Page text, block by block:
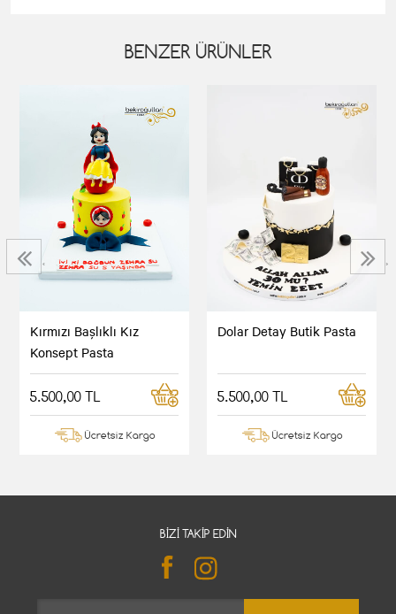
BENZER ÜRÜNLER
Kırmızı Başlıklı Kız
Konsept Pasta
5.500,00 TL
Ücretsiz Kargo
Dolar Detay Butik Pasta
5.500,00 TL
Ücretsiz Kargo
‹ ›
BIZI TAKIP EDIN